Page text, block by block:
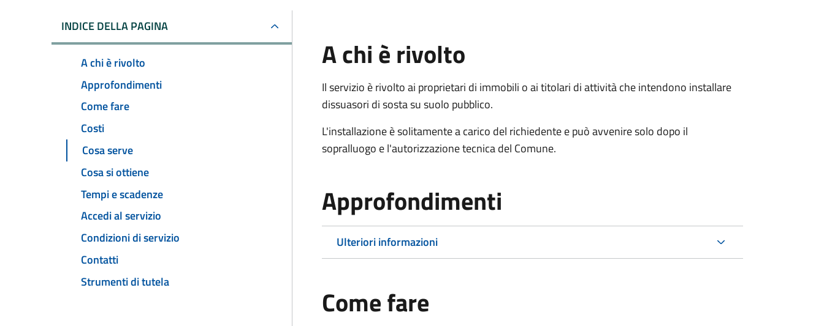
INDICE DELLA PAGINA
A chi è rivolto
Approfondimenti
Come fare
Costi
Cosa serve
Cosa si ottiene
Tempi e scadenze
Accedi al servizio
Condizioni di servizio
Contatti
Strumenti di tutela
A chi è rivolto
Il servizio è rivolto ai proprietari di immobili o ai titolari di attività che intendono installare
dissuasori di sosta su suolo pubblico.
L'installazione è solitamente a carico del richiedente e può avvenire solo dopo il
sopralluogo e l'autorizzazione tecnica del Comune.
Approfondimenti
Ulteriori informazioni
Come fare